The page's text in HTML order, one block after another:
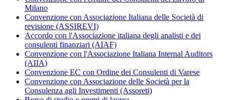
Milano
Convenzione con Associazione Italiana delle Società di
revisione (ASSIREVI)
Accordo con l'Associazione italiana degli analisti e dei
consulenti finanziari (AIAF)
Convenzione con l'Associazione Italiana Internal Auditors
(AIIA)
Convenzione EC con Ordine dei Consulenti di Varese
Convenzione con Associazione delle Società per la
Consulenza agli Investimenti (Assoreti)